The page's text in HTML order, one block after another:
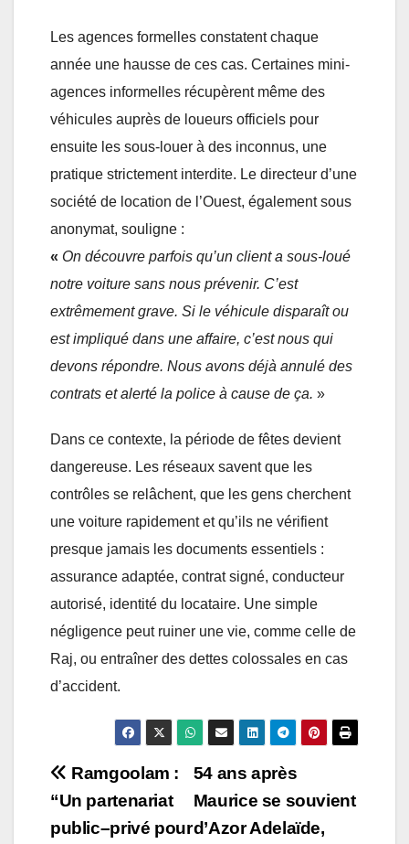
Les agences formelles constatent chaque
année une hausse de ces cas. Certaines mini-
agences informelles récupèrent même des
véhicules auprès de loueurs officiels pour
ensuite les sous-louer à des inconnus, une
pratique strictement interdite. Le directeur d’une
société de location de l’Ouest, également sous
anonymat, souligne :
« On découvre parfois qu’un client a sous-loué
notre voiture sans nous prévenir. C’est
extrêmement grave. Si le véhicule disparaît ou
est impliqué dans une affaire, c’est nous qui
devons répondre. Nous avons déjà annulé des
contrats et alerté la police à cause de ça. »
Dans ce contexte, la période de fêtes devient
dangereuse. Les réseaux savent que les
contrôles se relâchent, que les gens cherchent
une voiture rapidement et qu’ils ne vérifient
presque jamais les documents essentiels :
assurance adaptée, contrat signé, conducteur
autorisé, identité du locataire. Une simple
négligence peut ruiner une vie, comme celle de
Raj, ou entraîner des dettes colossales en cas
d’accident.
Post
navigation
54 ans après
Maurice se souvient
d’Azor Adelaïde,
Ramgoolam :
“Un partenariat
public–privé pour